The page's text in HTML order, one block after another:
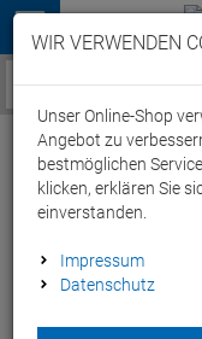
Menü
Beco Pullbuoy
WIR VERWENDEN
Unser Online-Shop
Angebot zu
bestmöglichen
klicken, erklären Sie
einverstanden.
Impressum
Datenschutz